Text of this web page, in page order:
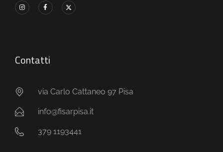
Contatti
via Carlo Cattaneo 97 Pisa
info@fisarpisa.it
379 1193441